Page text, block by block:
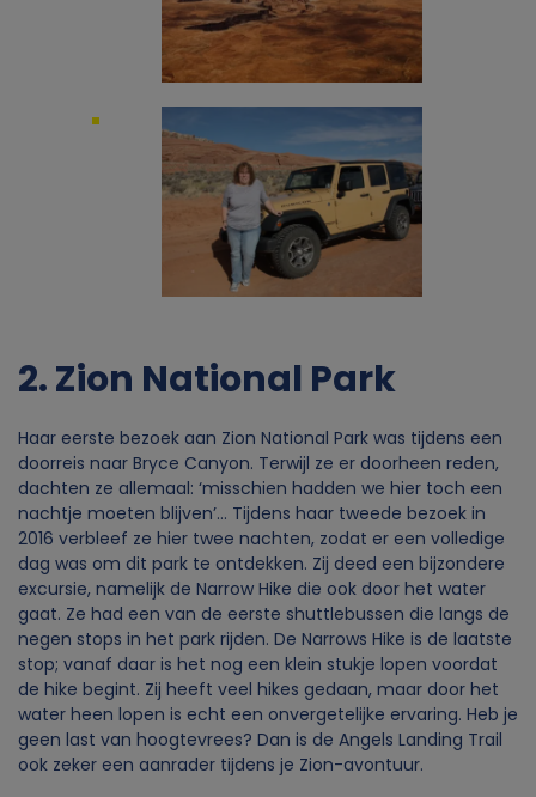
2. Zion National Park
Haar eerste bezoek aan Zion National Park was tijdens een
doorreis naar Bryce Canyon. Terwijl ze er doorheen reden,
dachten ze allemaal: ‘misschien hadden we hier toch een
nachtje moeten blijven’… Tijdens haar tweede bezoek in
2016 verbleef ze hier twee nachten, zodat er een volledige
dag was om dit park te ontdekken. Zij deed een bijzondere
excursie, namelijk de Narrow Hike die ook door het water
gaat. Ze had een van de eerste shuttlebussen die langs de
negen stops in het park rijden. De Narrows Hike is de laatste
stop; vanaf daar is het nog een klein stukje lopen voordat
de hike begint. Zij heeft veel hikes gedaan, maar door het
water heen lopen is echt een onvergetelijke ervaring. Heb je
geen last van hoogtevrees? Dan is de Angels Landing Trail
ook zeker een aanrader tijdens je Zion-avontuur.